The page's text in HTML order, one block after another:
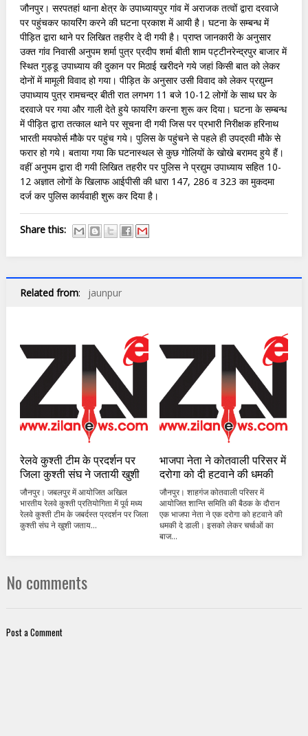
जौनपुर। सरपतहां थाना क्षेत्र के उपाध्यायपुर गांव में अराजक तत्वों द्वारा दरवाजे
पर पहुंचकर फायरिंग करने की घटना प्रकाश में आयी है। घटना के सम्बन्ध में
पीड़ित द्वारा थाने पर लिखित तहरीर दे दी गयी है। प्राप्त जानकारी के अनुसार
उक्त गांव निवासी अनुपम शर्मा पुत्र प्रदीप शर्मा बीती शाम पट्टीनरेन्द्रपुर बाजार में
स्थित गुड्डू उपाध्याय की दुकान पर मिठाई खरीदने गये जहां किसी बात को लेकर
दोनों में मामूली विवाद हो गया। पीड़ित के अनुसार उसी विवाद को लेकर प्रद्युम्न
उपाध्याय पुत्र रामचन्द्र बीती रात लगभग 11 बजे 10-12 लोगों के साथ घर के
दरवाजे पर गया और गाली देते हुये फायरिंग करना शुरू कर दिया। घटना के सम्बन्ध
में पीड़ित द्वारा तत्काल थाने पर सूचना दी गयी जिस पर प्रभारी निरीक्षक हरिनाथ
भारती मयफोर्स मौके पर पहुंच गये। पुलिस के पहुंचने से पहले ही उपद्रवी मौके से
फरार हो गये। बताया गया कि घटनास्थल से कुछ गोलियों के खोखे बरामद हुये हैं।
वहीं अनुपम द्वारा दी गयी लिखित तहरीर पर पुलिस ने प्रद्युम उपाध्याय सहित 10-
12 अज्ञात लोगों के खिलाफ आईपीसी की धारा 147, 286 व 323 का मुकदमा
दर्ज कर पुलिस कार्यवाही शुरू कर दिया है।
Share this:
Related from: jaunpur
रेलवे कुश्ती टीम के प्रदर्शन पर
जिला कुश्ती संघ ने जतायी खुशी
जौनपुर। जबलपुर में आयोजित अखिल
भारतीय रेलवे कुश्ती प्रतियोगिता में पूर्व मध्य
रेलवे कुश्ती टीम के जबर्दस्त प्रदर्शन पर जिला
कुश्ती संघ ने खुशी जताय...
भाजपा नेता ने कोतवाली परिसर में
दरोगा को दी हटवाने की धमकी
जौनपुर। शाहगंज कोतवाली परिसर में
आयोजित शान्ति समिति की बैठक के दौरान
एक भाजपा नेता ने एक दरोगा को हटवाने की
धमकी दे डाली। इसको लेकर चर्चाओं का
बाज...
No comments
Post a Comment